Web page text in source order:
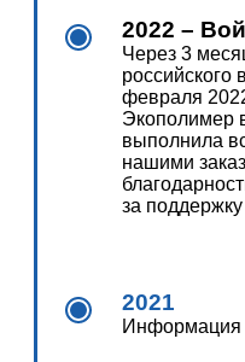
2021
Информация
2022 –
Через 3
российского
февраля
Экополимер
выполнила
нашими
за